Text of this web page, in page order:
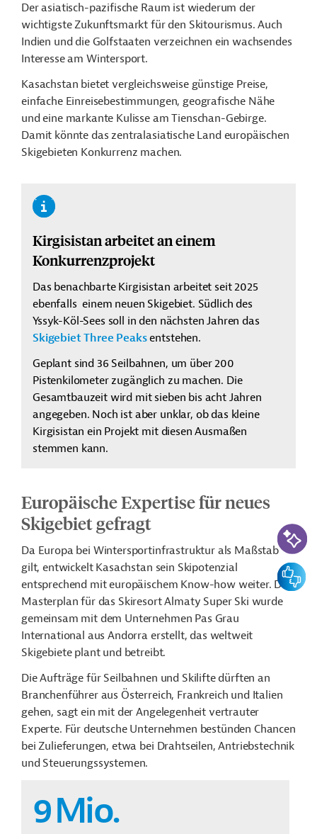
Der asiatisch-pazifische Raum ist wiederum der
wichtigste Zukunftsmarkt für den Skitourismus. Auch
Indien und die Golfstaaten verzeichnen ein wachsendes
Interesse am Wintersport.
Kasachstan bietet vergleichsweise günstige Preise,
einfache Einreisebestimmungen, geografische Nähe
und eine markante Kulisse am Tienschan-Gebirge.
Damit könnte das zentralasiatische Land europäischen
Skigebieten Konkurrenz machen.
Kirgisistan arbeitet an einem
Konkurrenzprojekt
Das benachbarte Kirgisistan arbeitet seit 2025
ebenfalls einem neuen Skigebiet. Südlich des
Yssyk-Köl-Sees soll in den nächsten Jahren das
Skigebiet Three Peaksentstehen.
Geplant sind 36 Seilbahnen, um über 200
Pistenkilometer zugänglich zu machen. Die
Gesamtbauzeit wird mit sieben bis acht Jahren
angegeben. Noch ist aber unklar, ob das kleine
Kirgisistan ein Projekt mit diesen Ausmaßen
stemmen kann.
Europäische Expertise für neues
Skigebiet gefragt
Da Europa bei Wintersportinfrastruktur als Maßstab
gilt, entwickelt Kasachstan sein Skipotenzial
entsprechend mit europäischem Know-how weiter. Der
Masterplan für das Skiresort Almaty Super Ski wurde
gemeinsam mit dem Unternehmen Pas Grau
International aus Andorra erstellt, das weltweit
Skigebiete plant und betreibt.
Die Aufträge für Seilbahnen und Skilifte dürften an
Branchenführer aus Österreich, Frankreich und Italien
gehen, sagt ein mit der Angelegenheit vertrauter
Experte. Für deutsche Unternehmen bestünden Chancen
bei Zulieferungen, etwa bei Drahtseilen, Antriebstechnik
und Steuerungssystemen.
9Mio.
KI-